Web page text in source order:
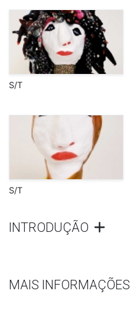
S/T
S/T
INTRODUÇÃO
MAIS INFORMAÇÕES